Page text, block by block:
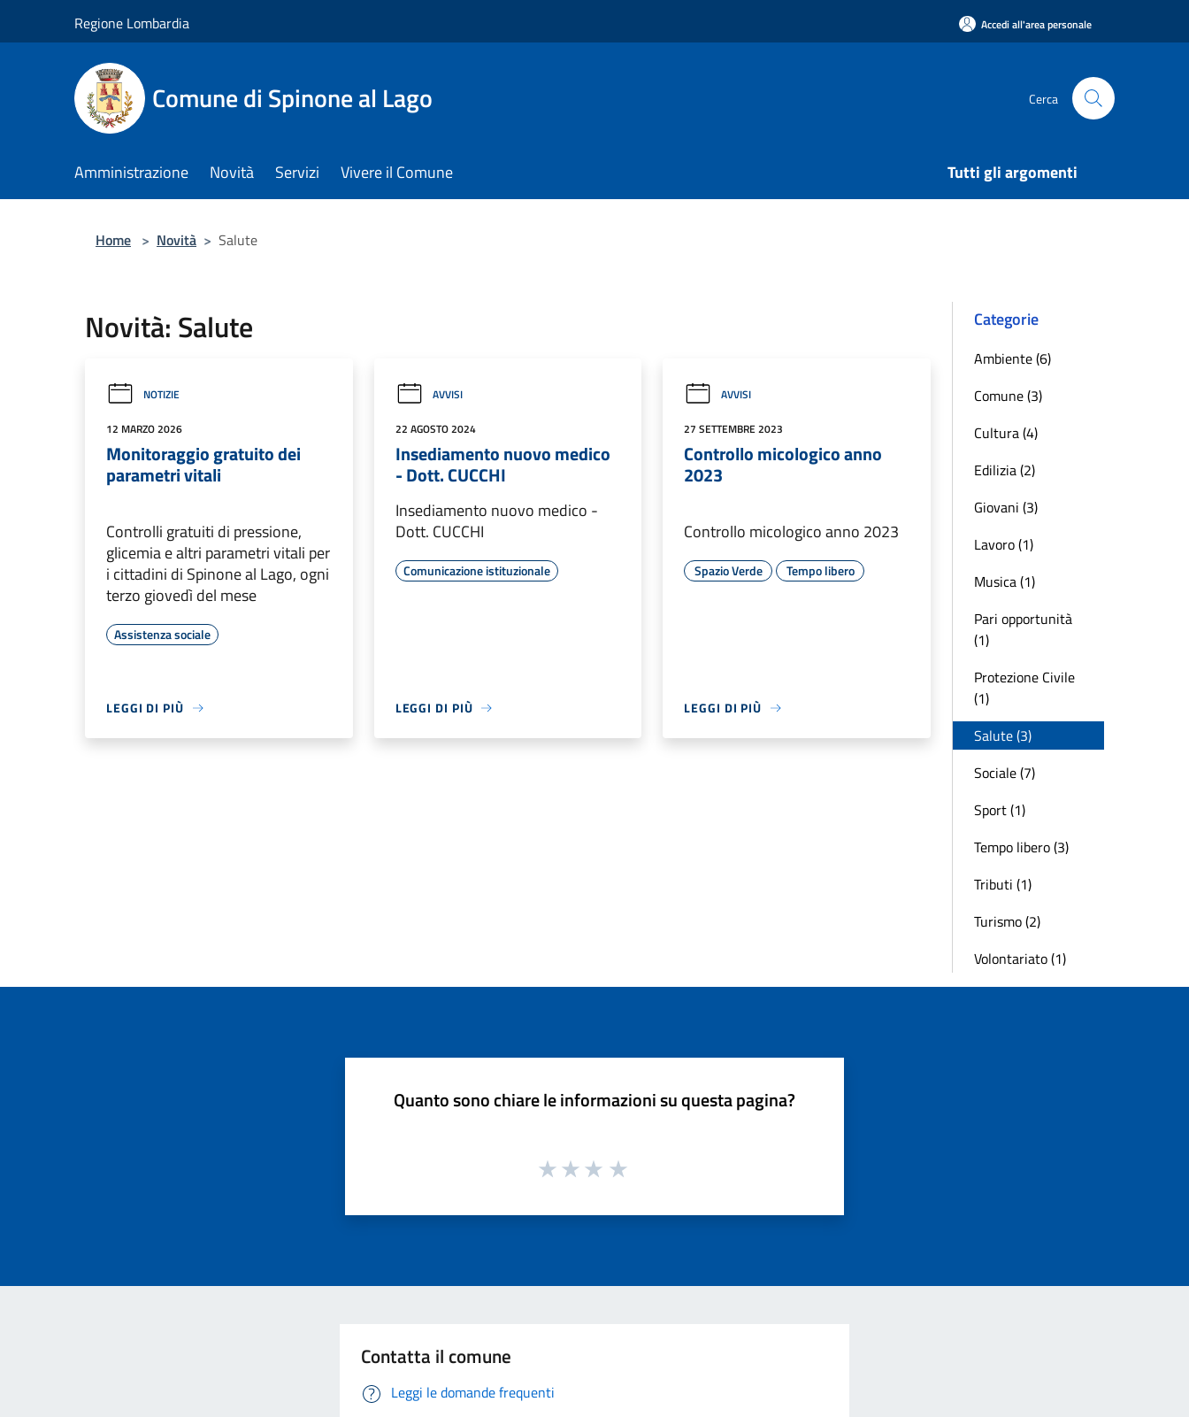
Regione Lombardia Accedi all'area personale
Comune di Spinone al Lago Cerca
Amministrazione Novità Servizi Vivere il Comune Tutti gli argomenti
Home > Novità > Salute
Novità: Salute
NOTIZIE
12 MARZO 2026
Monitoraggio gratuito dei
parametri vitali
Controlli gratuiti di pressione,
glicemia e altri parametri vitali per
i cittadini di Spinone al Lago, ogni
terzo giovedì del mese
Assistenza sociale
LEGGI DI PIÙ
AVVISI
22 AGOSTO 2024
Insediamento nuovo medico
- Dott. CUCCHI
Insediamento nuovo medico -
Dott. CUCCHI
Comunicazione istituzionale
LEGGI DI PIÙ
AVVISI
27 SETTEMBRE 2023
Controllo micologico anno
2023
Controllo micologico anno 2023
Spazio Verde Tempo libero
LEGGI DI PIÙ
Categorie
Ambiente (6)
Comune (3)
Cultura (4)
Edilizia (2)
Giovani (3)
Lavoro (1)
Musica (1)
Pari opportunità
(1)
Protezione Civile
(1)
Salute (3)
Sociale (7)
Sport (1)
Tempo libero (3)
Tributi (1)
Turismo (2)
Volontariato (1)
Quanto sono chiare le informazioni su questa pagina?
Contatta il comune
Leggi le domande frequenti